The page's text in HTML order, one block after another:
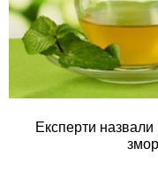
Експерти назвали